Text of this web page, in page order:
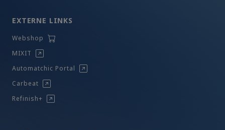
EXTERNE LINKS
Webshop
MIXIT
Automatchic Portal
Carbeat
Refinish+